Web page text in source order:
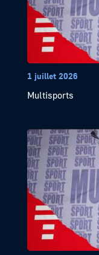
1 juillet 2026
Multisports